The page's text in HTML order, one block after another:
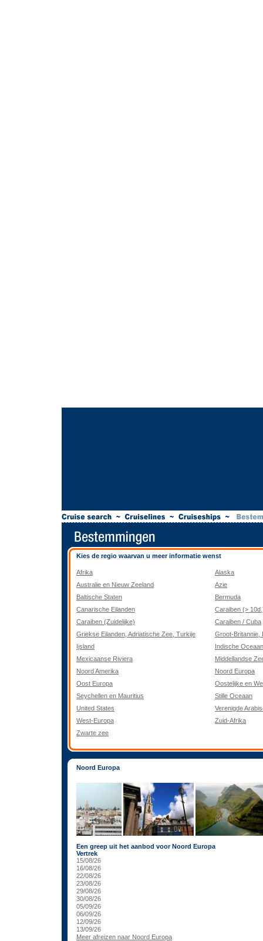
Kies de regio waarvan u meer informatie wenst
Afrika
Alaska
Australie en Nieuw Zeeland
Azie
Baltische Staten
Bermuda
Canarische Eilanden
Caraiben (>
Caraiben (Zuidelijke)
Caraiben / Cuba
Griekse Eilanden, Adriatische Zee, Turkije
Groot-Britannie,
Ijsland
Indische Oceaan
Mexicaanse Riviera
Middellandse
Noord Amerika
Noord Europa
Oost Europa
Oostelijke en
Seychellen en Mauritius
Stille Oceaan
United States
Verenigde
West-Europa
Zuid-Afrika
Zwarte zee
Noord Europa
Een greep uit het aanbod voor Noord Europa
Vertrek
15/08/26
16/08/26
22/08/26
23/08/26
29/08/26
30/08/26
05/09/26
06/09/26
12/09/26
13/09/26
Meer afreizen naar Noord Europa